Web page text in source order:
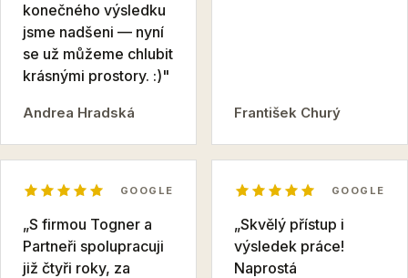
konečného výsledku
jsme nadšeni — nyní
se už můžeme chlubit
krásnými prostory. :)"
Andrea Hradská František Churý
GOOGLE
„S firmou Togner a
Partneři spolupracuji
již čtyři roky, za
GOOGLE
„Skvělý přístup i
výsledek práce!
Naprostá